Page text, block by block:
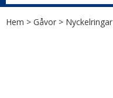
Hem > Gåvor > Nyckelringar